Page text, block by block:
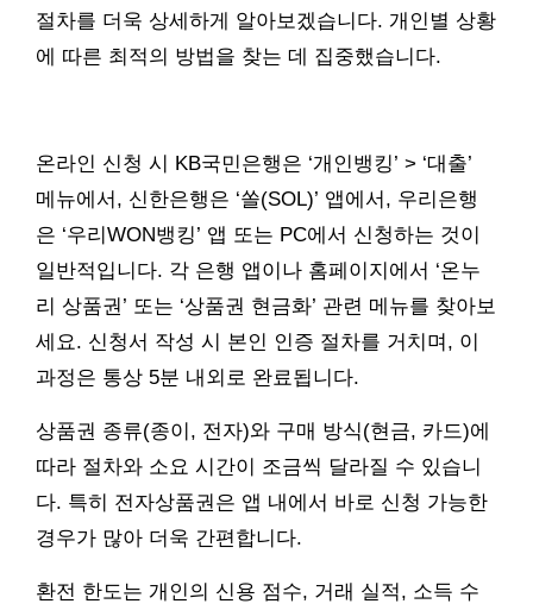
절차를 더욱 상세하게 알아보겠습니다. 개인별 상황
에 따른 최적의 방법을 찾는 데 집중했습니다.
온라인 신청 시 KB국민은행은 ‘개인뱅킹’ > ‘대출’
메뉴에서, 신한은행은 ‘쏠(SOL)’ 앱에서, 우리은행
은 ‘우리WON뱅킹’ 앱 또는 PC에서 신청하는 것이
일반적입니다. 각 은행 앱이나 홈페이지에서 ‘온누
리 상품권’ 또는 ‘상품권 현금화’ 관련 메뉴를 찾아보
세요. 신청서 작성 시 본인 인증 절차를 거치며, 이
과정은 통상 5분 내외로 완료됩니다.
상품권 종류(종이, 전자)와 구매 방식(현금, 카드)에
따라 절차와 소요 시간이 조금씩 달라질 수 있습니
다. 특히 전자상품권은 앱 내에서 바로 신청 가능한
경우가 많아 더욱 간편합니다.
환전 한도는 개인의 신용 점수, 거래 실적, 소득 수